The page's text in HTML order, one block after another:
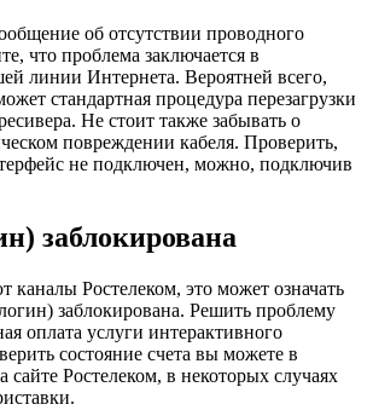
об отсутствии проводного
что проблема заключается в
линии Интернета. Вероятней всего,
стандартная процедура перезагрузки
Не стоит также забывать о
повреждении кабеля. Проверить,
не подключен, можно, подключив
заблокирована
каналы Ростелеком, это может означать
заблокирована. Решить проблему
оплата услуги интерактивного
состояние счета вы можете в
сайте Ростелеком, в некоторых случаях